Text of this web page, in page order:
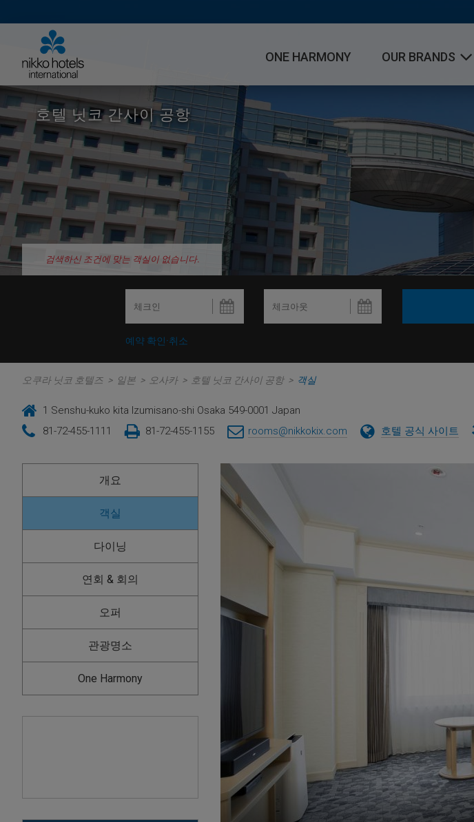
ONE HARMONY OUR BRANDS
호텔 JAL 시티
호텔 닛코 간사이 공항
검색하신 조건에 맞는 객실이 없습니다.
예약 확인·취소
오쿠라 닛코 호텔즈 > 일본 > 오사카 > 호텔 닛코 간사이 공항 > 객실
1 Senshu-kuko kita Izumisano-shi Osaka 549-0001 Japan
81-72-455-1111
81-72-455-1155 rooms@nikkokix.com 호텔 공식 사이트
개요
객실
다이닝
연회 & 회의
오퍼
관광명소
One Harmony